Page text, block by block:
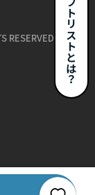
お気に入り
ギフトリストとは？
RESERVED.